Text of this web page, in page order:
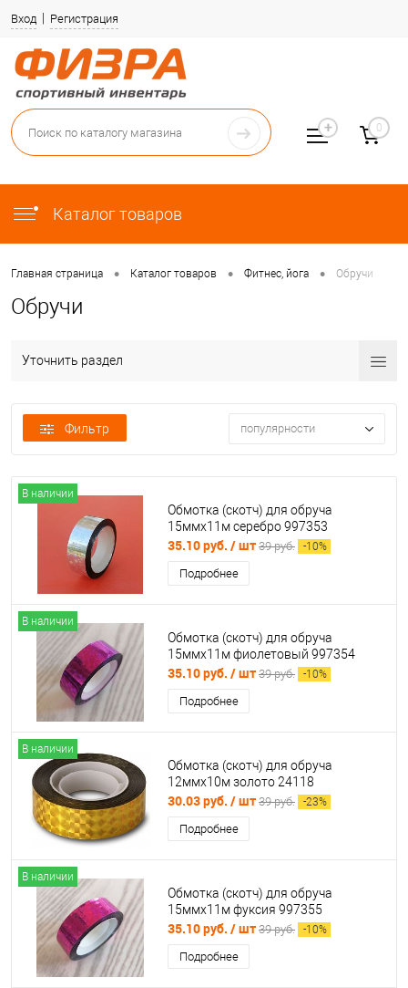
Вход Регистрация
Каталог товаров
0
Главная страница • Каталог товаров • Фитнес, йога • Обручи
Обручи
Уточнить раздел
Фильтр популярности
В наличии
Обмотка (скотч) для обруча
15ммх11м серебро 997353
35.10 руб. / шт 39 руб. -10%
Подробнее
В наличии
Обмотка (скотч) для обруча
15ммх11м фиолетовый 997354
35.10 руб. / шт 39 руб. -10%
Подробнее
В наличии
Обмотка (скотч) для обруча
12ммх10м золото 24118
30.03 руб. / шт 39 руб. -23%
Подробнее
В наличии
Обмотка (скотч) для обруча
15ммх11м фуксия 997355
35.10 руб. / шт 39 руб. -10%
Подробнее